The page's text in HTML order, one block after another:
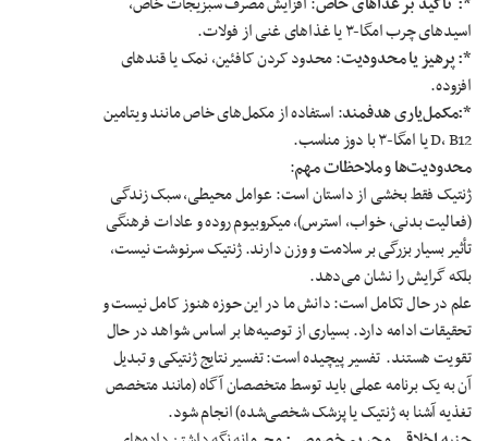
اسیدهای چرب امگا-۳ یا غذاهای غنی از فولات.
*:پرهیز یا محدودیت: محدود کردن کافئین، نمک یا قندهای
افزوده.
*:مکمل‌یاری هدفمند: استفاده از مکمل‌های خاص مانند ویتامین
D، B12 یا امگا-۳ با دوز مناسب.
محدودیت‌ها و ملاحظات مهم:
ژنتیک فقط بخشی از داستان است: عوامل محیطی، سبک زندگی
(فعالیت بدنی، خواب، استرس)، میکروبیوم روده و عادات فرهنگی
تأثیر بسیار بزرگی بر سلامت و وزن دارند. ژنتیک سرنوشت نیست،
بلکه گرایش را نشان می‌دهد.
علم در حال تکامل است: دانش ما در این حوزه هنوز کامل نیست و
تحقیقات ادامه دارد. بسیاری از توصیه‌ها بر اساس شواهد در حال
تقویت هستند. تفسیر پیچیده است: تفسیر نتایج ژنتیکی و تبدیل
آن به یک برنامه عملی باید توسط متخصصان آگاه (مانند متخصص
تغذیه آشنا به ژنتیک یا پزشک شخصی‌شده) انجام شود.